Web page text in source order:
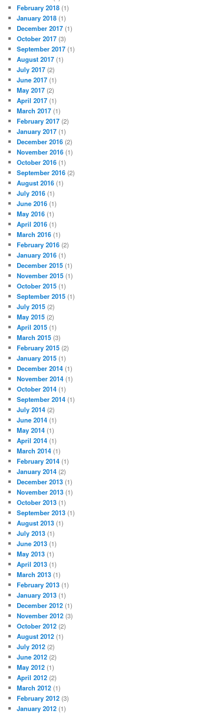
February 2018 (1)
January 2018 (1)
December 2017 (1)
October 2017 (3)
September 2017 (1)
August 2017 (1)
July 2017 (2)
June 2017 (1)
May 2017 (2)
April 2017 (1)
March 2017 (1)
February 2017 (2)
January 2017 (1)
December 2016 (2)
November 2016 (1)
October 2016 (1)
September 2016 (2)
August 2016 (1)
July 2016 (1)
June 2016 (1)
May 2016 (1)
April 2016 (1)
March 2016 (1)
February 2016 (2)
January 2016 (1)
December 2015 (1)
November 2015 (1)
October 2015 (1)
September 2015 (1)
July 2015 (2)
May 2015 (2)
April 2015 (1)
March 2015 (3)
February 2015 (2)
January 2015 (1)
December 2014 (1)
November 2014 (1)
October 2014 (1)
September 2014 (1)
July 2014 (2)
June 2014 (1)
May 2014 (1)
April 2014 (1)
March 2014 (1)
February 2014 (1)
January 2014 (2)
December 2013 (1)
November 2013 (1)
October 2013 (1)
September 2013 (1)
August 2013 (1)
July 2013 (1)
June 2013 (1)
May 2013 (1)
April 2013 (1)
March 2013 (1)
February 2013 (1)
January 2013 (1)
December 2012 (1)
November 2012 (3)
October 2012 (2)
August 2012 (1)
July 2012 (2)
June 2012 (2)
May 2012 (1)
April 2012 (2)
March 2012 (1)
February 2012 (3)
January 2012 (1)